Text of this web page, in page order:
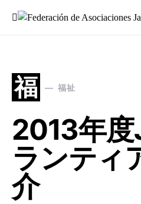
Search for:
福 福祉
2013年
ランティ
介